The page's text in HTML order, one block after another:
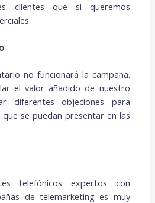
clientes que si queremos
no funcionará la campaña.
el valor añadido de nuestro
diferentes objeciones para
se puedan presentar en las
telefónicos expertos con
de telemarketing es muy